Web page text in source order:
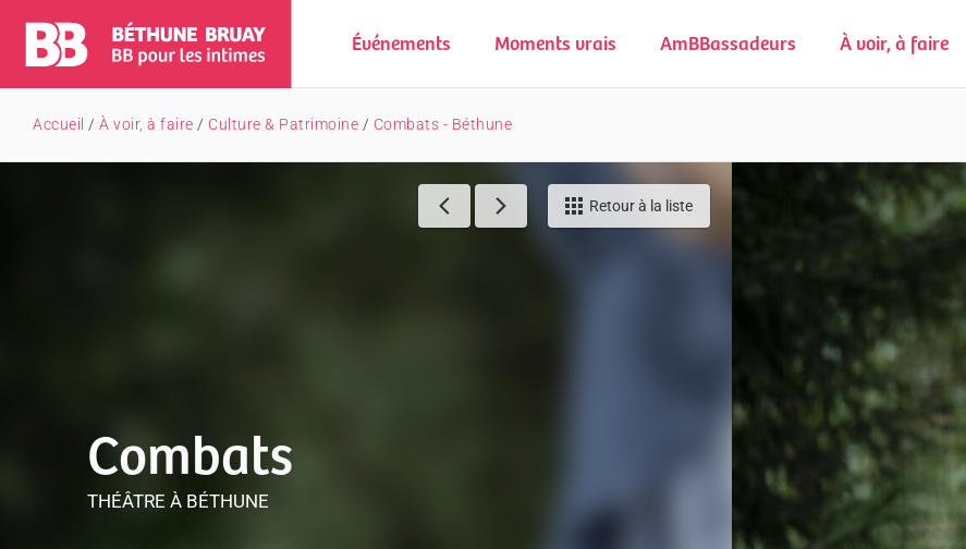
Événements Moments vrais AmBBassadeurs À voir, à faire
Accueil / À voir, à faire / Culture & Patrimoine / Combats - Béthune
Retour à la liste
Combats
THÉÂTRE À BÉTHUNE